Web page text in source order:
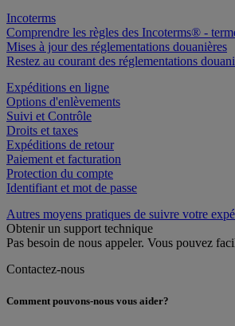
Incoterms
Comprendre les règles des Incoterms® -
Mises à jour des réglementations douanières
Restez au courant des réglementations
Expéditions en ligne
Options d'enlèvements
Suivi et Contrôle
Droits et taxes
Expéditions de retour
Paiement et facturation
Protection du compte
Identifiant et mot de passe
Autres moyens pratiques de suivre votre
Obtenir un support technique
Pas besoin de nous appeler. Vous pouvez
Contactez-nous
Comment pouvons-nous vous aider?